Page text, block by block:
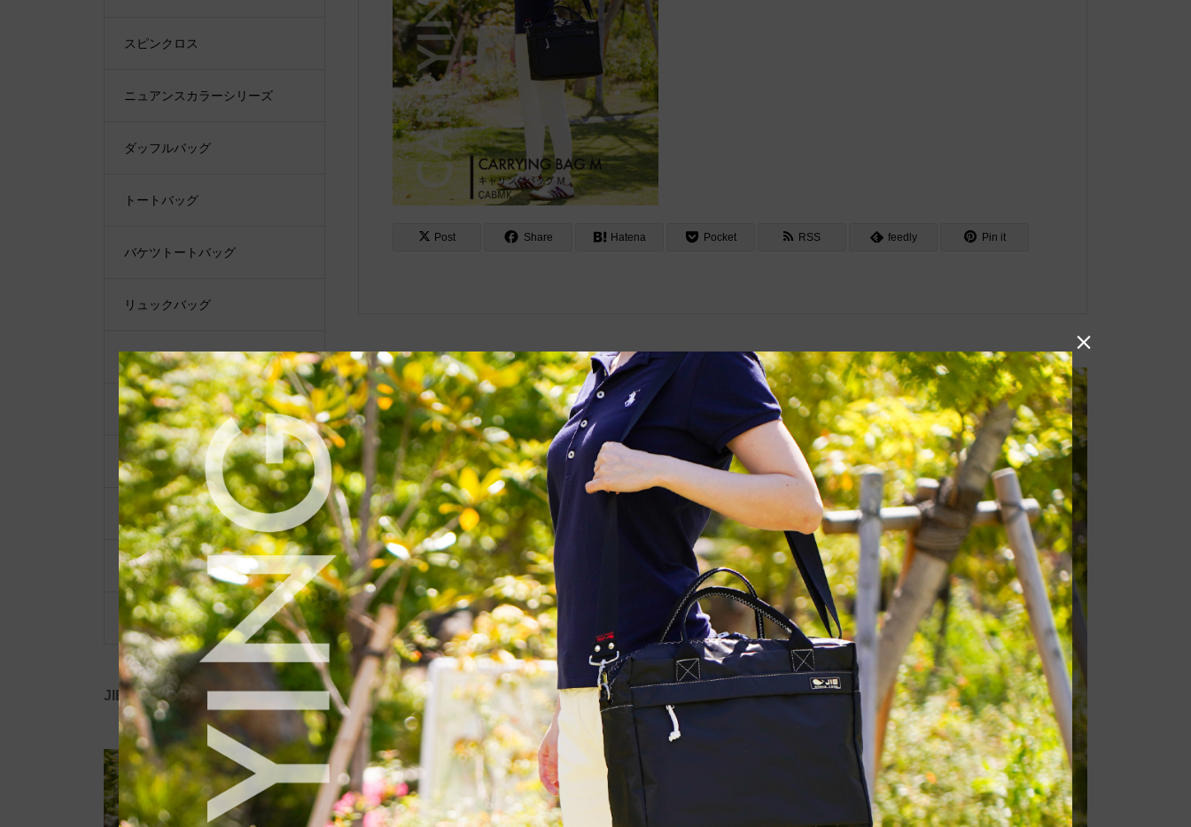
Post Share Hatena Pocket RSS feedly Pin it
スピンクロス
ニュアンスカラーシリーズ
ダッフルバッグ
トートバッグ
バケツトートバッグ
リュックバッグ
ショルダーバッグ
ショルダーベルト
ポーチ・ポシェット
小物類
限定品・限定カラー
その他
JIB公式SNS
